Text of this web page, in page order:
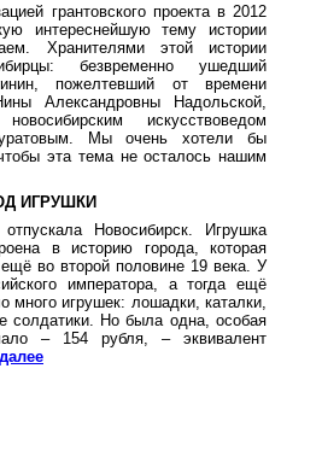
грантовского проекта в 2012
интереснейшую тему истории
Хранителями этой истории
безвременно ушедший
пожелтевший от времени
Александровны Надольской,
искусствоведом
Мы очень хотели бы
эта тема не осталось нашим
ИГРУШКИ
Новосибирск. Игрушка
в историю города, которая
во второй половине 19 века. У
императора, а тогда ещё
много игрушек: лошадки, каталки,
солдатики. Но была одна, особая
– 154 рубля, – эквивалент